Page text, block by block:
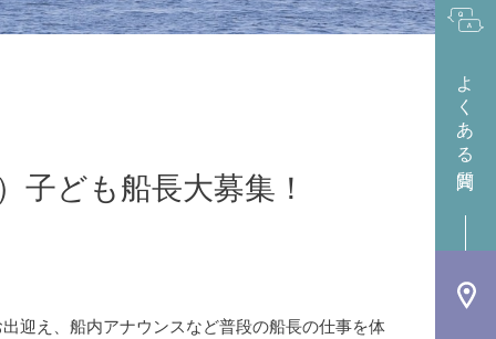
よくある質問
子ども船長大募集！
迎え、船内アナウンスなど普段の船長の仕事を体